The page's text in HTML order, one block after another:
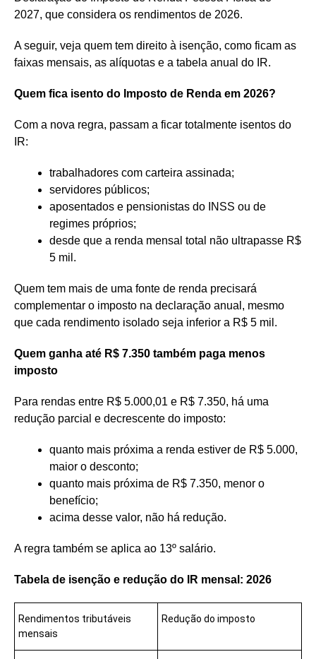
2027, que considera os rendimentos de 2026.
A seguir, veja quem tem direito à isenção, como ficam as
faixas mensais, as alíquotas e a tabela anual do IR.
Quem fica isento do Imposto de Renda em 2026?
Com a nova regra, passam a ficar totalmente isentos do
IR:
trabalhadores com carteira assinada;
servidores públicos;
aposentados e pensionistas do INSS ou de
regimes próprios;
desde que a renda mensal total não ultrapasse R$
5 mil.
Quem tem mais de uma fonte de renda precisará
complementar o imposto na declaração anual, mesmo
que cada rendimento isolado seja inferior a R$ 5 mil.
Quem ganha até R$ 7.350 também paga menos
imposto
Para rendas entre R$ 5.000,01 e R$ 7.350, há uma
redução parcial e decrescente do imposto:
quanto mais próxima a renda estiver de R$ 5.000,
maior o desconto;
quanto mais próxima de R$ 7.350, menor o
benefício;
acima desse valor, não há redução.
A regra também se aplica ao 13º salário.
Tabela de isenção e redução do IR mensal: 2026
Rendimentos tributáveis
mensais
Redução do imposto